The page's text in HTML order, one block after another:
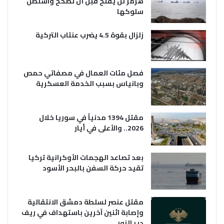
سلوكها
زلزال بقوة 4.5 يضرب عنتاب التركية
فصل مئات العمال في مصفاتي حمص
وبانياس بسبب الخدمة العسكرية
مقتل 1394 مدنياً في سوريا خلال
2026.. والأعلى في أيار
بعد تصاعد الهجمات الأوكرانية تركيا
تقيد حركة السفن بالبحر الأسود
مقتل عنصر لسلطة دمشق الانتقالية
وإصابة اثنين آخرين باستهداف في ريف